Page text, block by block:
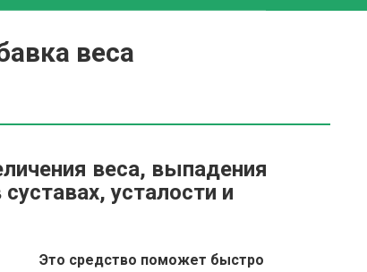
веса
веса, выпадения
усталости и
Это средство поможет быстро